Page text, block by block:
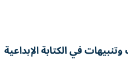
في الكتابة الإبداعية